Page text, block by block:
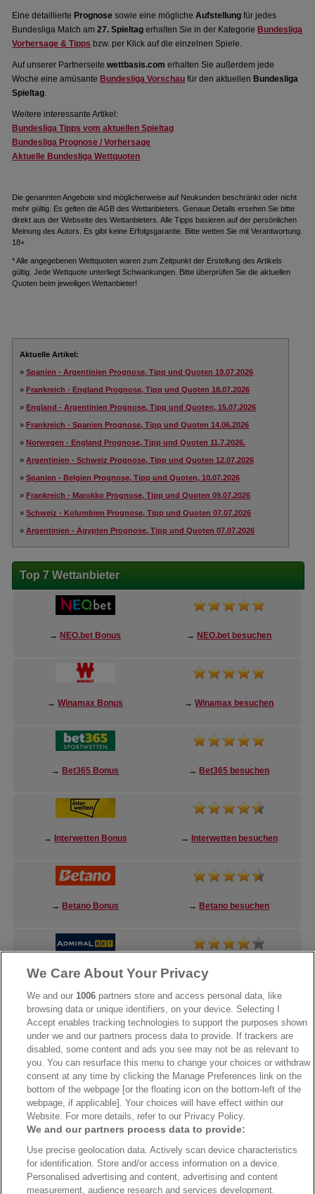
Eine detaillierte Prognose sowie eine möglicheAufstellung für jedes
Bundesliga Match am27. Spieltag erhalten Sie in der Kategorie Bundesliga
Vorhersage & Tipps bzw. per Klick auf die einzelnen Spiele.
Auf unserer Partnerseitewettbasis.com erhalten Sie außerdem jede
Woche eine amüsante Bundesliga Vorschau für den aktuellen Bundesliga
Spieltag.
Weitere interessante Artikel:
Bundesliga Tipps vom aktuellen Spieltag
Bundesliga Prognose / Vorhersage
Aktuelle Bundesliga Wettquoten
Die genannten Angebote sind möglicherweise auf Neukunden beschränkt oder nicht
mehr gültig. Es gelten die AGB des Wettanbieters. Genaue Details ersehen Sie bitte
direkt aus der Webseite des Wettanbieters. Alle Tipps basieren auf der persönlichen
Meinung des Autors. Es gibt keine Erfolgsgarantie. Bitte wetten Sie mit Verantwortung.
18+
* Alle angegebenen Wettquoten waren zum Zeitpunkt der Erstellung des Artikels
gültig. Jede Wettquote unterliegt Schwankungen. Bitte überprüfen Sie die aktuellen
Quoten beim jeweiligen Wettanbieter!
Aktuelle Artikel:
»Spanien - Argentinien Prognose, Tipp und Quoten 19.07.2026
»Frankreich - England Prognose, Tipp und Quoten 18.07.2026
»England - Argentinien Prognose, Tipp und Quoten, 15.07.2026
»Frankreich - Spanien Prognose, Tipp und Quoten 14.06.2026
»Norwegen - England Prognose, Tipp und Quoten 11.7.2026.
»Argentinien - Schweiz Prognose, Tipp und Quoten 12.07.2026
»Spanien - Belgien Prognose, Tipp und Quoten, 10.07.2026
»Frankreich - Marokko Prognose, Tipp und Quoten 09.07.2026
»Schweiz - Kolumbien Prognose, Tipp und Quoten 07.07.2026
»Argentinien - Ägypten Prognose, Tipp und Quoten 07.07.2026
Top 7 Wettanbieter
→ NEO.bet Bonus → NEO.bet besuchen
→Winamax Bonus →Winamax besuchen
→ Bet365 Bonus → Bet365 besuchen
→ Interwetten Bonus → Interwetten besuchen
→ Betano Bonus → Betano besuchen
→AdmiralBet Bonus →AdmiralBet besuchen
→Bwin Bonus →Bwin besuchen
We Care About Your Privacy
We and our1006 partners store and access personal data, like
browsing data or unique identifiers, on your device. Selecting I
Accept enables tracking technologies to support the purposes shown
under we and our partners process data to provide. If trackers are
disabled, some content and ads you see may not be as relevant to
you. You can resurface this menu to change your choices or withdraw
consent at any time by clicking the Manage Preferences link on the
bottom of the webpage [or the floating icon on the bottom-left of the
webpage, if applicable]. Your choices will have effect within our
Website. For more details, refer to our Privacy Policy.
We and our partners process data to provide:
Use precise geolocation data. Actively scan device characteristics
for identification. Store and/or access information on a device.
Personalised advertising and content, advertising and content
measurement, audience research and services development.